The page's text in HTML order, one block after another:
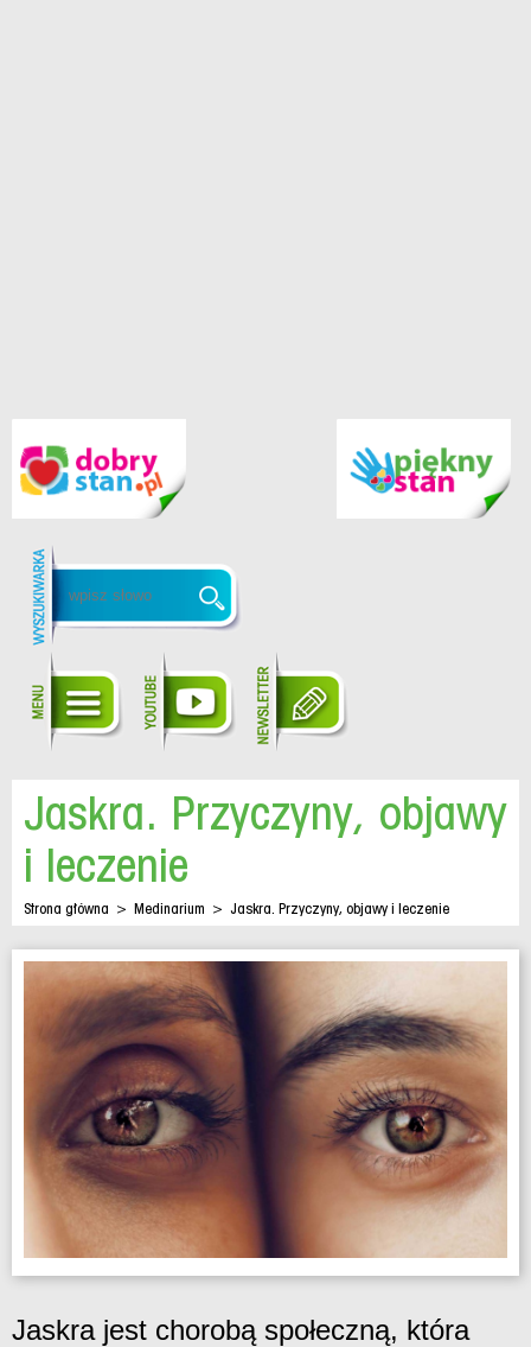
Jaskra. Przyczyny, objawy
i leczenie
Strona główna > Medinarium > Jaskra. Przyczyny, objawy i leczenie
Jaskra jest chorobą społeczną, która